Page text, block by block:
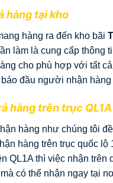
hàng tại kho
hàng ra đến kho bãi
làm là cung cấp
cho phù hợp với tất
đầu người nhận hàng
hàng trên trục QL1A
hàng như chúng tôi
hàng trên trục quốc lộ
QL1A thì việc nhận
có thể nhận ngay tại